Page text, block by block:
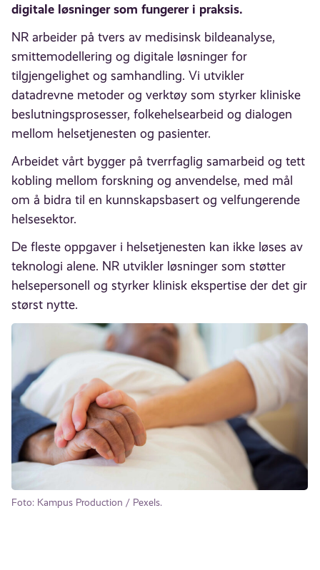
digitale løsninger som fungerer i praksis.
NR arbeider på tvers av medisinsk bildeanalyse,
smittemodellering og digitale løsninger for
tilgjengelighet og samhandling. Vi utvikler
datadrevne metoder og verktøy som styrker kliniske
beslutningsprosesser, folkehelsearbeid og dialogen
mellom helsetjenesten og pasienter.
Arbeidet vårt bygger på tverrfaglig samarbeid og tett
kobling mellom forskning og anvendelse, med mål
om å bidra til en kunnskapsbasert og velfungerende
helsesektor.
De fleste oppgaver i helsetjenesten kan ikke løses av
teknologi alene. NR utvikler løsninger som støtter
helsepersonell og styrker klinisk ekspertise der det gir
størst nytte.
Foto: Kampus Production / Pexels.